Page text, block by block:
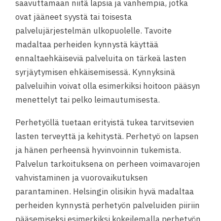
saavuttamaan niitä lapsia ja vanhempia, jotka
ovat jääneet syystä tai toisesta
palvelujärjestelmän ulkopuolelle. Tavoite
madaltaa perheiden kynnystä käyttää
ennaltaehkäiseviä palveluita on tärkeä lasten
syrjäytymisen ehkäisemisessä. Kynnyksinä
palveluihin voivat olla esimerkiksi hoitoon pääsyn
menettelyt tai pelko leimautumisesta.
Perhetyöllä tuetaan erityistä tukea tarvitsevien
lasten terveyttä ja kehitystä. Perhetyö on lapsen
ja hänen perheensä hyvinvoinnin tukemista.
Palvelun tarkoituksena on perheen voimavarojen
vahvistaminen ja vuorovaikutuksen
parantaminen. Helsingin olisikin hyvä madaltaa
perheiden kynnystä perhetyön palveluiden piiriin